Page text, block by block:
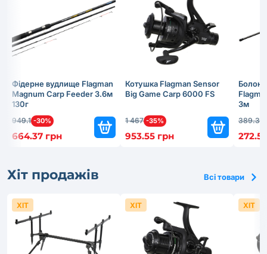
Фідерне вудлище Flagman
Magnum Carp Feeder 3.6м
130г
949.1 -30%
664.37 грн
Котушка Flagman Sensor
Big Game Carp 6000 FS
1 467 -35%
953.55 грн
3м
389.3
Хіт продажів Всі товари
ХІТ ХІТ ХІТ